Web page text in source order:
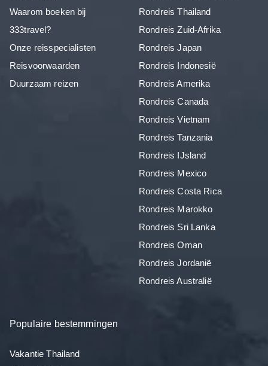
Waarom boeken bij
333travel?
Onze reisspecialisten
Reisvoorwaarden
Duurzaam reizen
Rondreis Thailand
Rondreis Zuid-Afrika
Rondreis Japan
Rondreis Indonesië
Rondreis Amerika
Rondreis Canada
Rondreis Vietnam
Rondreis Tanzania
Rondreis IJsland
Rondreis Mexico
Rondreis Costa Rica
Rondreis Marokko
Rondreis Sri Lanka
Rondreis Oman
Rondreis Jordanië
Rondreis Australië
Populaire bestemmingen
Vakantie Thailand